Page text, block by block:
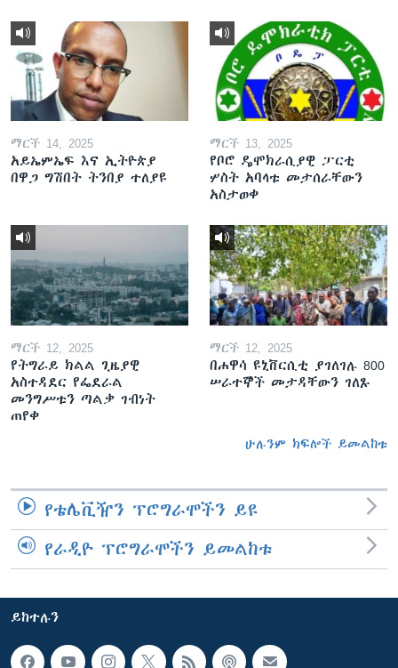
ማርች 14, 2025
አይኤምኤፍ እና ኢትዮጵያ
በዋጋ ግሽበት ትንበያ ተለያዩ
ማርች 13, 2025
የቦሮ ዴሞክራሲያዊ ፓርቲ
ሦስት አባላቱ መታሰራቸውን
አስታወቀ
ማርች 12, 2025
የትግራይ ክልል ጊዜያዊ
አስተዳደር የፌደራል
መንግሥቱን ጣልቃ ገብነት
ጠየቀ
ማርች 12, 2025
በሐዋሳ ዩኒቨርሲቲ ያገለገሉ 800
ሠራተኞች መታዳቸውን ገለጹ
ሁሉንም ክፍሎች ይመልከቱ
የቴሌቪዥን ፕሮግራሞችን ይዩ
የራዲዮ ፕሮግራሞችን ይመልከቱ
ይከተሉን